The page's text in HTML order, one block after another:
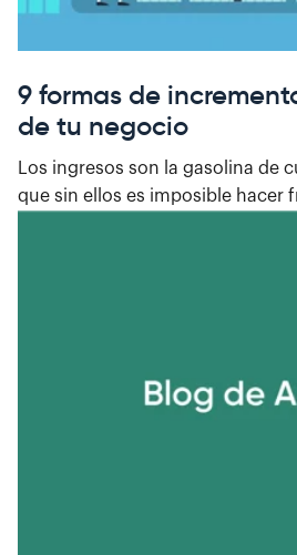
9 formas de
de tu negocio
Los ingresos son la gasolina de
que sin ellos es imposible hacer